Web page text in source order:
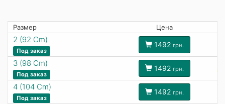
Размер Цена
2 (92 Cm)
Под заказ
1492 грн.
3 (98 Cm)
Под заказ
1492 грн.
4 (104 Cm)
Под заказ
1492 грн.